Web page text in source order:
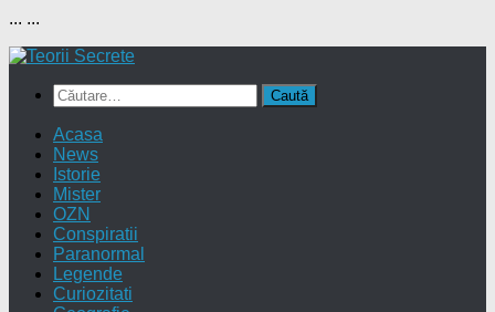
... ...
Skip
contentCaută
după:
Acasa
News
Istorie
Mister
OZN
Conspiratii
Paranormal
Legende
Curiozitati